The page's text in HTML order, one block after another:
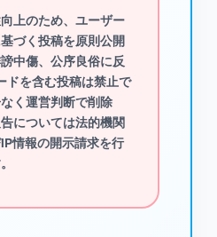
上のため、ユーザー
づく投稿を原則公開
中傷、公序良俗に反
ドを含む投稿は禁止で
く運営判断で削除
については法的機関
情報の開示請求を行